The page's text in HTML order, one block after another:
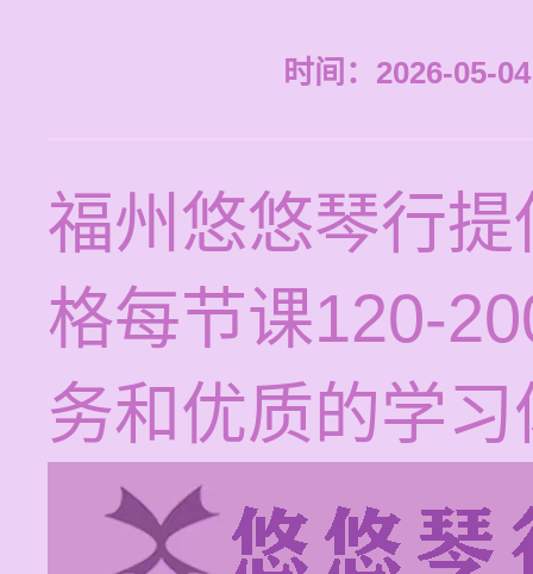
时间：2026-05-
福州悠悠琴行
格每节课120-
务和优质的学